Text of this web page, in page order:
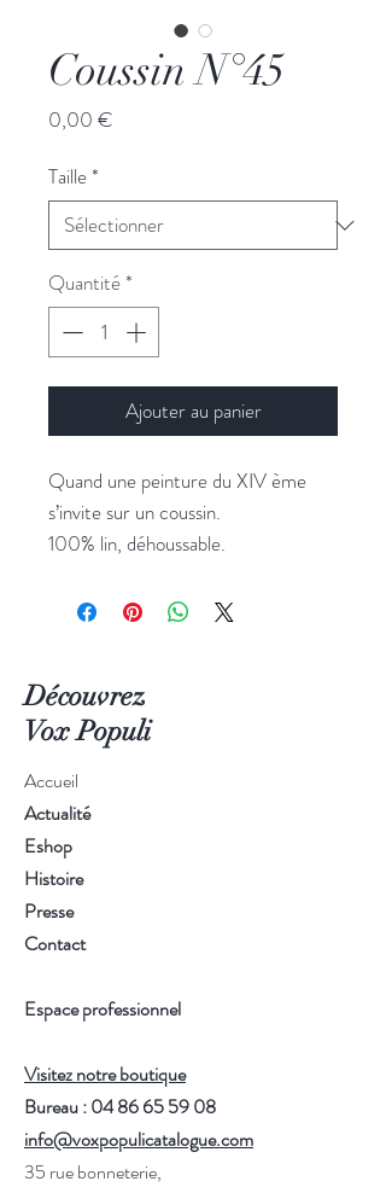
Coussin N°45
0,00 €
Taille*
Quantité*
Ajouter au panier
Quand une peinture du XIV ème
s’invite sur un coussin.
100% lin, déhoussable.
Découvrez
Vox Populi
Accueil
Actualité
Eshop
Histoire
Presse
Contact
Espace professionnel
Visitez notre boutique
Bureau : 04 86 65 59 08
info@voxpopulicatalogue.com
35 rue bonneterie,